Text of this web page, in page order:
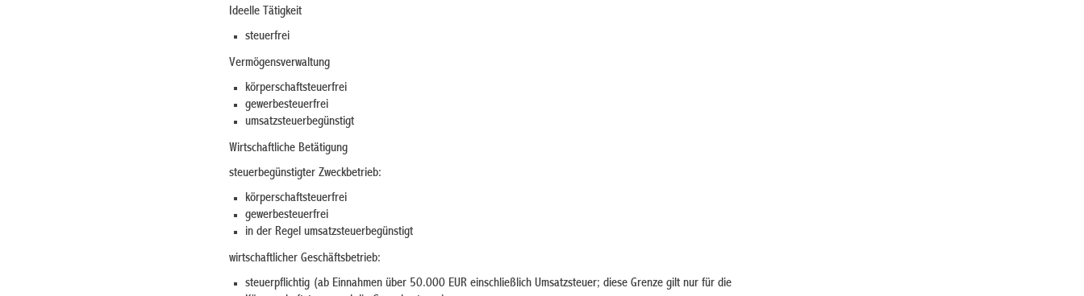
Ideelle Tätigkeit
steuerfrei
Vermögensverwaltung
körperschaftsteuerfrei
gewerbesteuerfrei
umsatzsteuerbegünstigt
Wirtschaftliche Betätigung
steuerbegünstigter Zweckbetrieb:
körperschaftsteuerfrei
gewerbesteuerfrei
in der Regel umsatzsteuerbegünstigt
wirtschaftlicher Geschäftsbetrieb:
steuerpflichtig (ab Einnahmen über 50.000 EUR einschließlich Umsatzsteuer; diese Grenze gilt nur für die